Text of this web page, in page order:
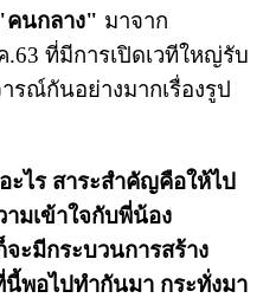
คนกลาง" มาจาก
ที่มีการเปิดเวทีใหญ่รับ
รณ์กันอย่างมากเรื่องรูป
ะไร สาระสำคัญคือให้ไป
ามเข้าใจกับพี่น้อง
ะมีกระบวนการสร้าง
พอไปทำกันมา กระทั่งมา